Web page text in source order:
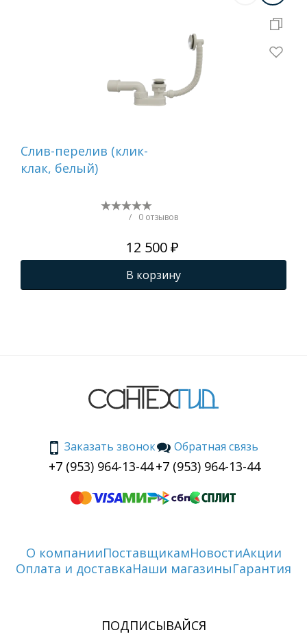
Cлив-перелив (клик-
клак, белый)
/ 0 отзывов
12 500 ₽
В корзину
Заказать звонок
+7 (953) 964-13-44
Обратная связь
+7 (953) 964-13-44
О компанииПоставщикамНовостиАкции
Оплата и доставкаНаши магазиныГарантия
ПОДПИСЫВАЙСЯ